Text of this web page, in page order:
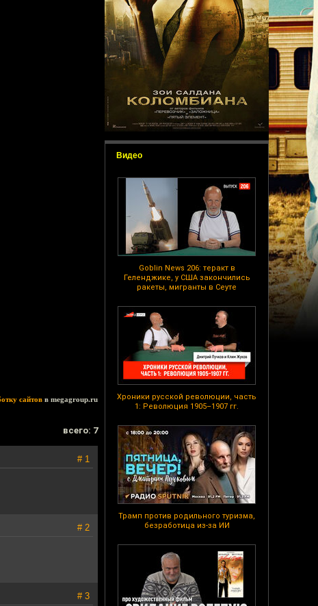
Видео
Goblin News 206: теракт в
Геленджике, у США закончились
ракеты, мигранты в Сеуте
Хроники русской революции, часть
1: Революция 1905–1907 гг.
Трамп против родильного туризма,
безработица из-за ИИ
сайтов в megagroup.ru
всего: 7
# 1
# 2
# 3